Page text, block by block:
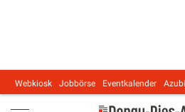
Main navigation
Webkiosk Jobbörse Eventkalender